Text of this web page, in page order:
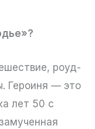
роуд-
Героиня — это
лет 50 с